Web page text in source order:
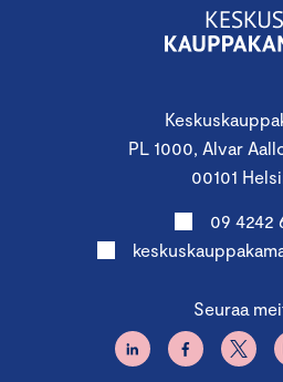
PL 1000, Alvar
00101
09 4242
Seuraa